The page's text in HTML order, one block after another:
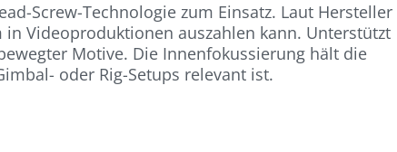
Screw-Technologie zum Einsatz. Laut Hersteller
Videoproduktionen auszahlen kann. Unterstützt
Motive. Die Innenfokussierung hält die
oder Rig-Setups relevant ist.